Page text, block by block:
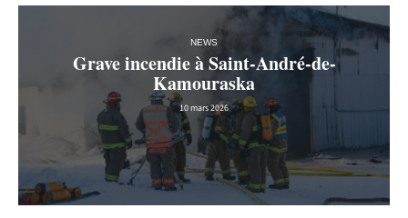
NEWS
Grave incendie à Saint-André-de-
Kamouraska
10 mars 2026